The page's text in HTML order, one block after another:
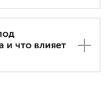
и что влияет